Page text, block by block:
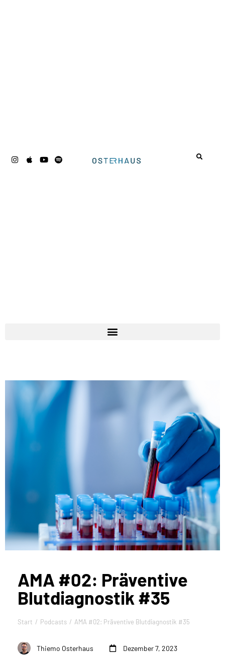
AMA #02: Präventive
Blutdiagnostik #35
Sie befinden sich hier:
Start Podcasts AMA #02: Präventive Blutdiagnostik #35
Thiemo Osterhaus Dezember 7, 2023